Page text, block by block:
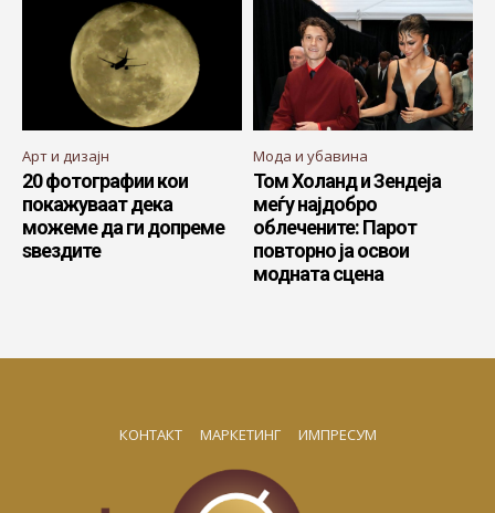
Арт и дизајн
20 фотографии кои
покажуваат дека
можеме да ги допреме
ѕвездите
Мода и убавина
Том Холанд и Зендеја
меѓу најдобро
облечените: Парот
повторно ја освои
модната сцена
КОНТАКТ МАРКЕТИНГ ИМПРЕСУМ